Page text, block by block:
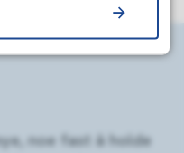
noe fast å holde